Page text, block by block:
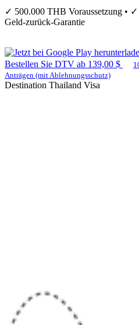
✓ 500.000 THB Voraussetzung •
Geld-zurück-Garantie
Bestellen Sie DTV ab 139,00 $
Anträgen (mit Ablehnungsschutz)
Destination Thailand Visa